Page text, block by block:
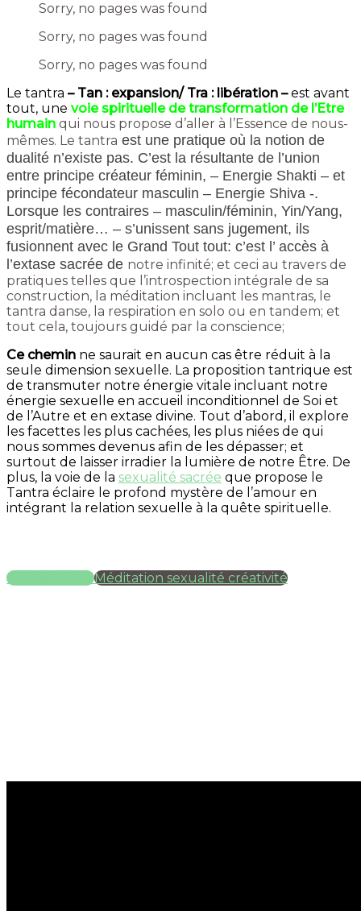
Sorry, no pages was found
Sorry, no pages was found
Sorry, no pages was found
Le tantra – Tan : expansion/ Tra : libération –est avant
tout, une voie spirituelle de transformation de l’Etre
humain qui nous propose d’aller à l’Essence de nous-
mêmes. Le tantra est une pratique où la notion de
dualité n’existe pas. C’est la résultante de l’union
entre principe créateur féminin, – Energie Shakti – et
principe fécondateur masculin – Energie Shiva -.
Lorsque les contraires – masculin/féminin, Yin/Yang,
esprit/matière… – s’unissent sans jugement, ils
fusionnent avec le Grand Tout tout: c’est l’ accès à
l’extase sacrée de notre infinité; et ceci au travers de
pratiques telles que l’introspection intégrale de sa
construction, la méditation incluant les mantras, le
tantra danse, la respiration en solo ou en tandem; et
tout cela, toujours guidé par la conscience;
Ce chemin ne saurait en aucun cas être réduit à la
seule dimension sexuelle. La proposition tantrique est
de transmuter notre énergie vitale incluant notre
énergie sexuelle en accueil inconditionnel de Soi et
de l’Autre et en extase divine. Tout d’abord, il explore
les facettes les plus cachées, les plus niées de qui
nous sommes devenus afin de les dépasser; et
surtout de laisser irradier la lumière de notre Être. De
plus, la voie de la sexualité sacrée que propose le
Tantra éclaire le profond mystère de l’amour en
intégrant la relation sexuelle à la quête spirituelle.
Chakra Sacré Méditation sexualité créativité